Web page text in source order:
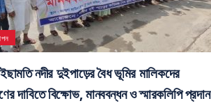
নদীর দুইপাড়ের বৈধ ভূমির মালিকদের
দাবিতে বিক্ষোভ, মানববন্ধন ও স্মারকলিপি প্রদান